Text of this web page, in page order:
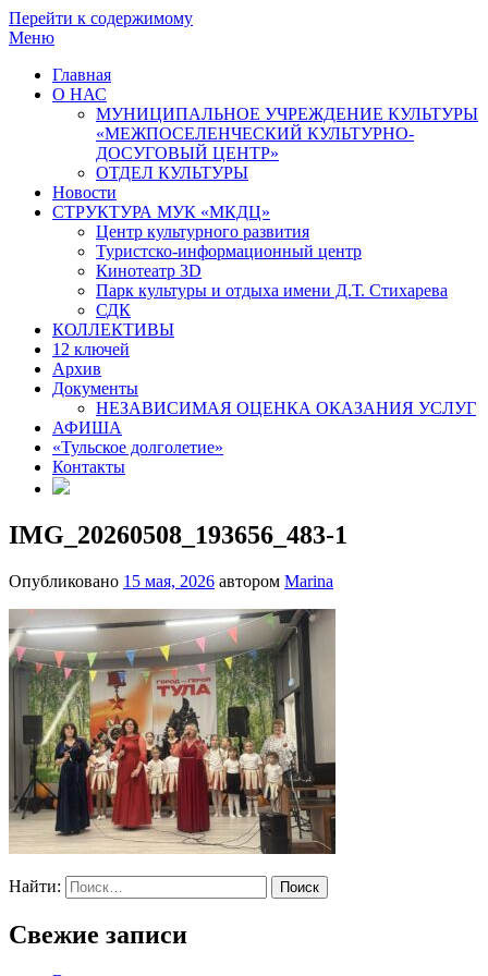
Перейти к содержимому
Меню
Главная
О НАС
МУНИЦИПАЛЬНОЕ УЧРЕЖДЕНИЕ КУЛЬТУРЫ
«МЕЖПОСЕЛЕНЧЕСКИЙ КУЛЬТУРНО-
ДОСУГОВЫЙ ЦЕНТР»
ОТДЕЛ КУЛЬТУРЫ
Новости
СТРУКТУРА МУК «МКДЦ»
Центр культурного развития
Туристско-информационный центр
Кинотеатр 3D
Парк культуры и отдыха имени Д.Т. Стихарева
СДК
КОЛЛЕКТИВЫ
12 ключей
Архив
Документы
НЕЗАВИСИМАЯ ОЦЕНКА ОКАЗАНИЯ УСЛУГ
АФИША
«Тульское долголетие»
Контакты
IMG_20260508_193656_483-1
Опубликовано 15 мая, 2026 автором Marina
Найти:
Свежие записи